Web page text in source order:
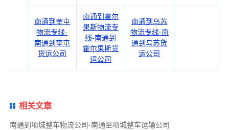
南通到奎屯
物流专线-
南通到奎屯
货运公司
南通到霍尔
果斯物流专
线-南通到
霍尔果斯货
运公司
南通到乌苏
物流专线-南
通到乌苏货
运公司
相关文章
南通到项城整车物流公司-南通至项城整车运输公司